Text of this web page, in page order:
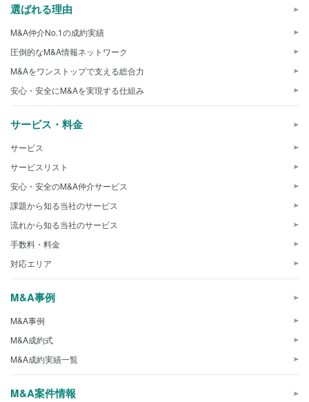
選ばれる理由
M&A仲介No.1の成約実績
圧倒的なM&A情報ネットワーク
M&Aをワンストップで支える総合力
安心・安全にM&Aを実現する仕組み
サービス・料金
サービス
サービスリスト
安心・安全のM&A仲介サービス
課題から知る当社のサービス
流れから知る当社のサービス
手数料・料金
対応エリア
M&A事例
M&A事例
M&A成約式
M&A成約実績一覧
M&A案件情報